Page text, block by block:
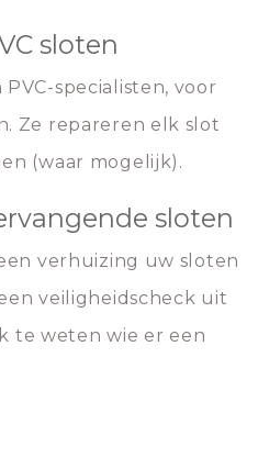
sloten
specialisten, voor
Ze repareren elk slot
(waar mogelijk).
sloten
verhuizing uw sloten
veiligheidscheck uit
te weten wie er een